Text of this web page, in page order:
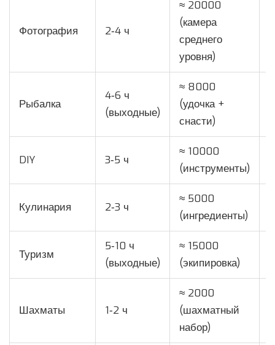
Фотография 2‑4 ч
≈ 20000
(камера
среднего
уровня)
Рыбалка
4‑6 ч
(выходные)
≈ 8000
(удочка +
снасти)
DIY 3‑5 ч
≈ 10000
(инструменты)
Кулинария 2‑3 ч
≈ 5000
(ингредиенты)
Туризм
5‑10 ч
(выходные)
≈ 15000
(экипировка)
Шахматы 1‑2 ч
≈ 2000
(шахматный
набор)